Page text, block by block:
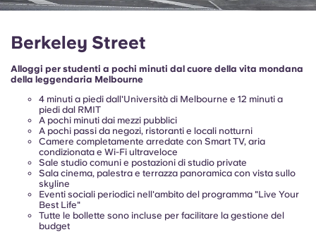
Berkeley Street
Alloggi per studenti a pochi minuti dal cuore della vita mondana
della leggendaria Melbourne
4 minuti a piedi dall'Università di Melbourne e 12 minuti a
piedi dal RMIT
A pochi minuti dai mezzi pubblici
A pochi passi da negozi, ristoranti e locali notturni
Camere completamente arredate con Smart TV, aria
condizionata e Wi-Fi ultraveloce
Sale studio comuni e postazioni di studio private
Sala cinema, palestra e terrazza panoramica con vista sullo
skyline
Eventi sociali periodici nell'ambito del programma "Live Your
Best Life"
Tutte le bollette sono incluse per facilitare la gestione del
budget